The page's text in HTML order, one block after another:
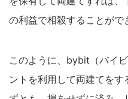
の利益で相殺することがで
このように、bybit（バイ
ントを利用して両建てを